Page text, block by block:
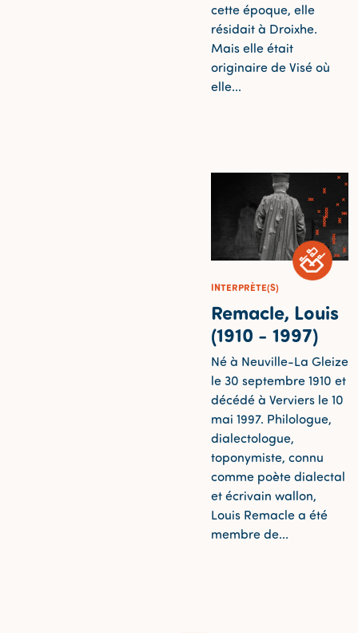
cette époque, elle
résidait à Droixhe.
Mais elle était
originaire de Visé où
elle...
INTERPRÈTE(S)
Remacle, Louis
(1910 - 1997)
Né à Neuville-La Gleize
le 30 septembre 1910 et
décédé à Verviers le 10
mai 1997. Philologue,
dialectologue,
toponymiste, connu
comme poète dialectal
et écrivain wallon,
Louis Remacle a été
membre de...